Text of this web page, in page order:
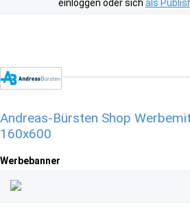
einloggen oder sich als
Andreas-Bürsten Shop
160x600
Werbebanner